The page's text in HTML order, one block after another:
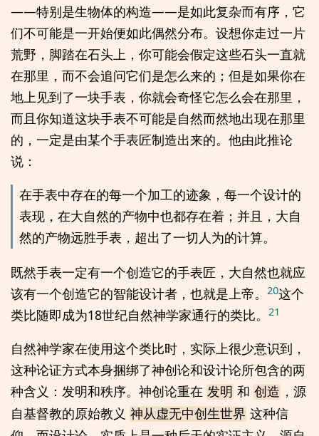
——特别是生物体的构造——是如此复杂而有序，它
们不可能是一开始便如此偶然分布。设想你走过一片
荒野，脚踏在石头上，你可能会假定这些石头一直就
在那里，而不会追问它们是怎么来的；但是如果你在
地上见到了一块手表，你就会奇怪它怎么会在那里，
而且你知道这块手表不可能是自然而然地出现在那里
的，一定是由某个手表匠制造出来的。他由此推论
说：
在手表中存在的每一个加工的迹象，每一个设计的
表现，在大自然的产物中也都存在着；并且，大自
然的产物远胜手表，超出了一切人为的计算。
既然手表一定有一个创造它的手表匠，大自然也就应
该有一个创造它的智能设计者，也就是上帝。
20这个
类比随即成为18世纪自然神学家通行的类比。
21
自然神学家在使用这个类比时，实际上很少意识到，
这种论证方式本身捆绑了神创论和设计论所包含的两
种含义：发明和秩序。神创论重在 发明 和 创造 ，源
自基督教的原始教义 神从虚无中创生世界 这种信